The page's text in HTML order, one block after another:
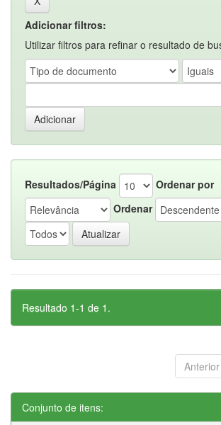
Adicionar filtros:
Utilizar filtros para refinar o resultado de
Resultados/Página
Ordenar por
Ordenar
Resultado 1-1 de 1.
Anterior
Conjunto de itens: